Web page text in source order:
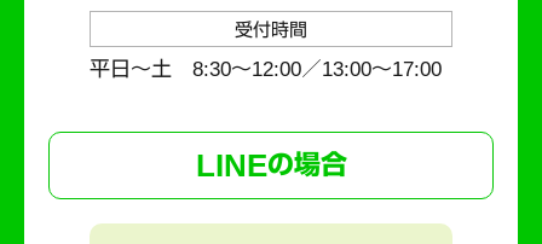
受付時間
平日～土 8:30〜12:00／13:00〜17:00
LINEの場合